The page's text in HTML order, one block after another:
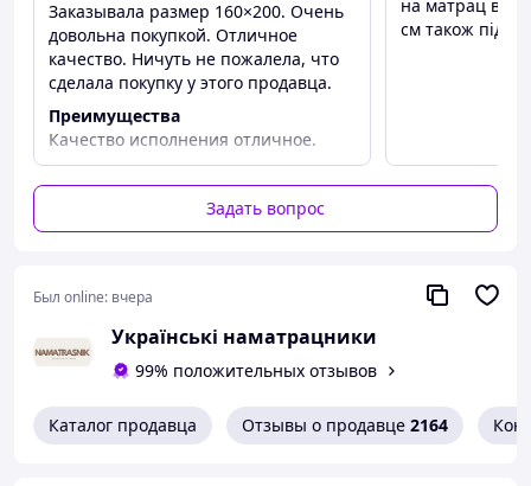
Удобное крепление и отсутствие эффекта
скольжения;
Легкость в стирке;
Могут компенсировать жесткость
матраса;
Сгладить неровности и стыки матраса;
Цены на наматрасники намного ниже, чем
химчистка или покупка нового матраса.
Как правильно выбрать наматрасник
соответствующее размеру Вашего матраса.
Почему наши наматрасники лучше других,
Дышащая поверхность;
Заказывала размер 160×200. Очень
довольна покупкой. Отличное
качество. Ничуть не пожалела, что
сделала покупку у этого продавца.
Преимущества
Качество исполнения отличное.
Идеально сел на высоту матраса.
на матрац
см також
Задать вопрос
Был online: вчера
Українські наматрацники
99% положительных отзывов
Каталог продавца Отзывы о продавце 2164